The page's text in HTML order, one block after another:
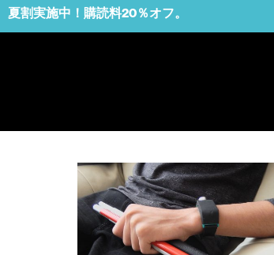
夏割実施中！購読料20％オフ。